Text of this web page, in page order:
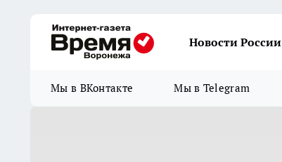
Новости России
Мы в ВКонтакте Мы в Telegram